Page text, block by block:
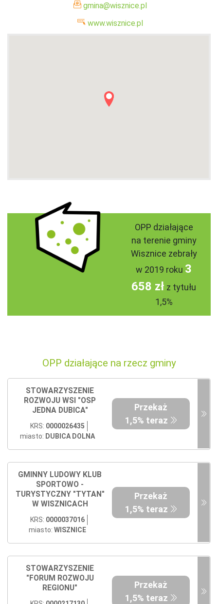
gmina@wisznice.pl
www.wisznice.pl
OPP działające
na terenie gminy
Wisznice zebrały
w 2019 roku 3
658 zł z tytułu
1,5%
OPP działające na rzecz gminy
STOWARZYSZENIE
ROZWOJU WSI "OSP
JEDNA DUBICA"
KRS: 0000026435
miasto: DUBICA DOLNA
Przekaż
1,5% teraz
GMINNY LUDOWY KLUB
SPORTOWO -
TURYSTYCZNY "TYTAN"
W WISZNICACH
KRS: 0000037016
miasto: WISZNICE
Przekaż
1,5% teraz
STOWARZYSZENIE
"FORUM ROZWOJU
REGIONU"
Przekaż
1,5% teraz